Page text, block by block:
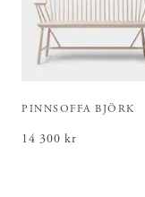
PINNSOFFA BJÖRK
Pris:14 300 kr
14 300 kr